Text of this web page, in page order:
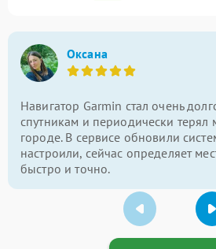
Оксана
Навигатор Garmin стал очень
спутникам и периодически
городе. В сервисе обновили
настроили, сейчас определяет
быстро и точно.